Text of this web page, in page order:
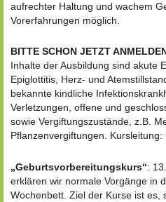
aufrechter Haltung und wachem
Vorerfahrungen möglich.
BITTE SCHON JETZT
Inhalte der Ausbildung sind akute
Epiglottitis, Herz- und
bekannte kindliche
Verletzungen, offene und
sowie Vergiftungszustände, z.B.
Pflanzenvergiftungen.
„Geburtsvorbereitungskurs“:
erklären wir normale Vorgänge in
Wochenbett. Ziel der Kurse ist es,